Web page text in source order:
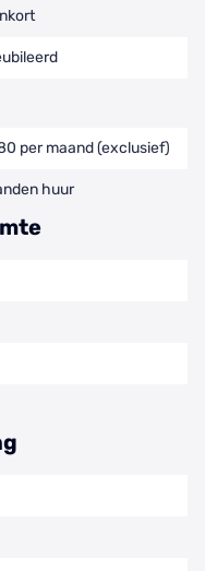
per maand (exclusief)
huur